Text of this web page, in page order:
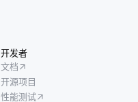
开发者
文档
开源项目
性能测试